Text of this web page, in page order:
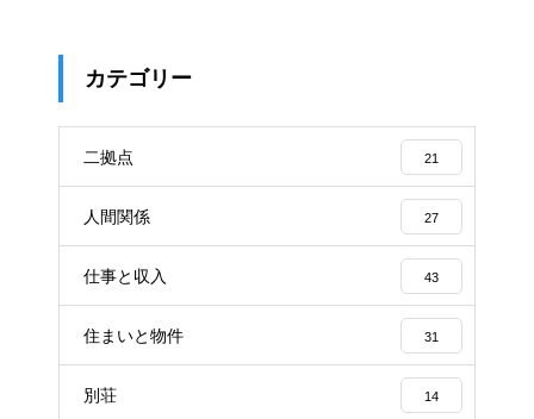
カテゴリー
二拠点 21
人間関係 27
仕事と収入 43
住まいと物件 31
別荘 14